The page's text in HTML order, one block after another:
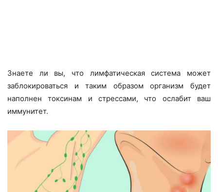
Знаете ли вы, что лимфатическая система может
заблокироваться и таким образом организм будет
наполнен токсинам и стрессами, что ослабит ваш
иммунитет.